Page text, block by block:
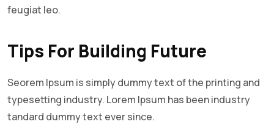
feugiat leo.
Tips For Building Future
Seorem Ipsum is simply dummy text of the printing and
typesetting industry. Lorem Ipsum has been industry
tandard dummy text ever since.